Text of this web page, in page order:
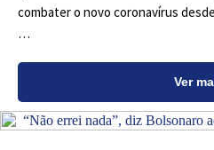
combater o novo coronavírus
…
Ver